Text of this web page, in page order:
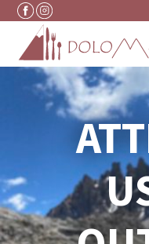
Vai al contenuto